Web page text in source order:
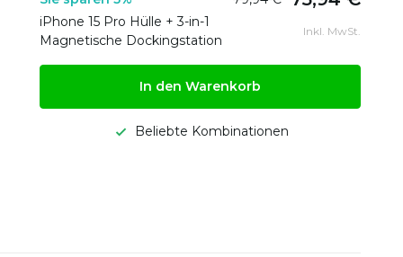
iPhone 15 Pro Hülle + 3-in-1
Magnetische Dockingstation
Inkl. MwSt.
In den Warenkorb
Beliebte Kombinationen